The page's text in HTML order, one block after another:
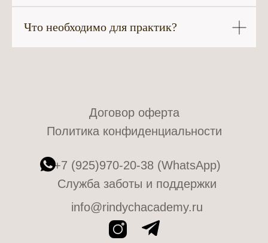
Что необходимо для практик?
Договор оферта
Политика конфиденциальности
+7 (925)970-20-38 (WhatsApp)
Служба заботы и поддержки
info@rindychacademy.ru